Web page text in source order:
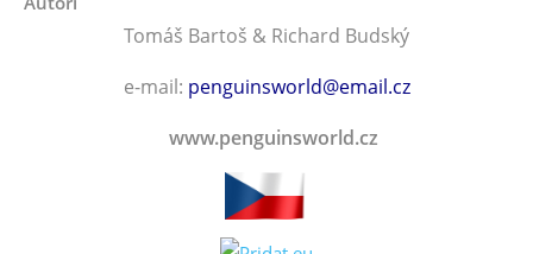
Tomáš Bartoš & Richard Budský
e-mail: penguinsworld@email.cz
www.penguinsworld.cz